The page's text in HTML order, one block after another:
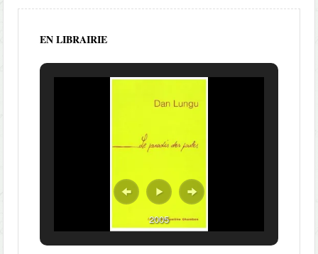
EN LIBRAIRIE
2005